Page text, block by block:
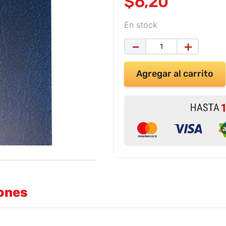
En stock
＋
－
Agregar al carrito